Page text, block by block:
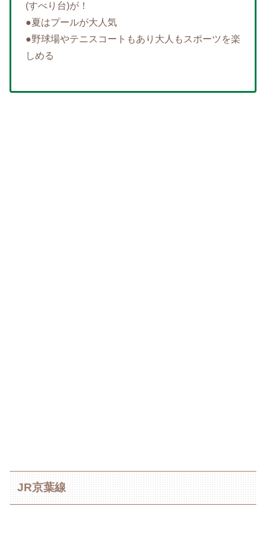
(すべり台)が！
●夏はプールが大人気
●野球場やテニスコートもあり大人もスポーツを楽
しめる
JR京葉線